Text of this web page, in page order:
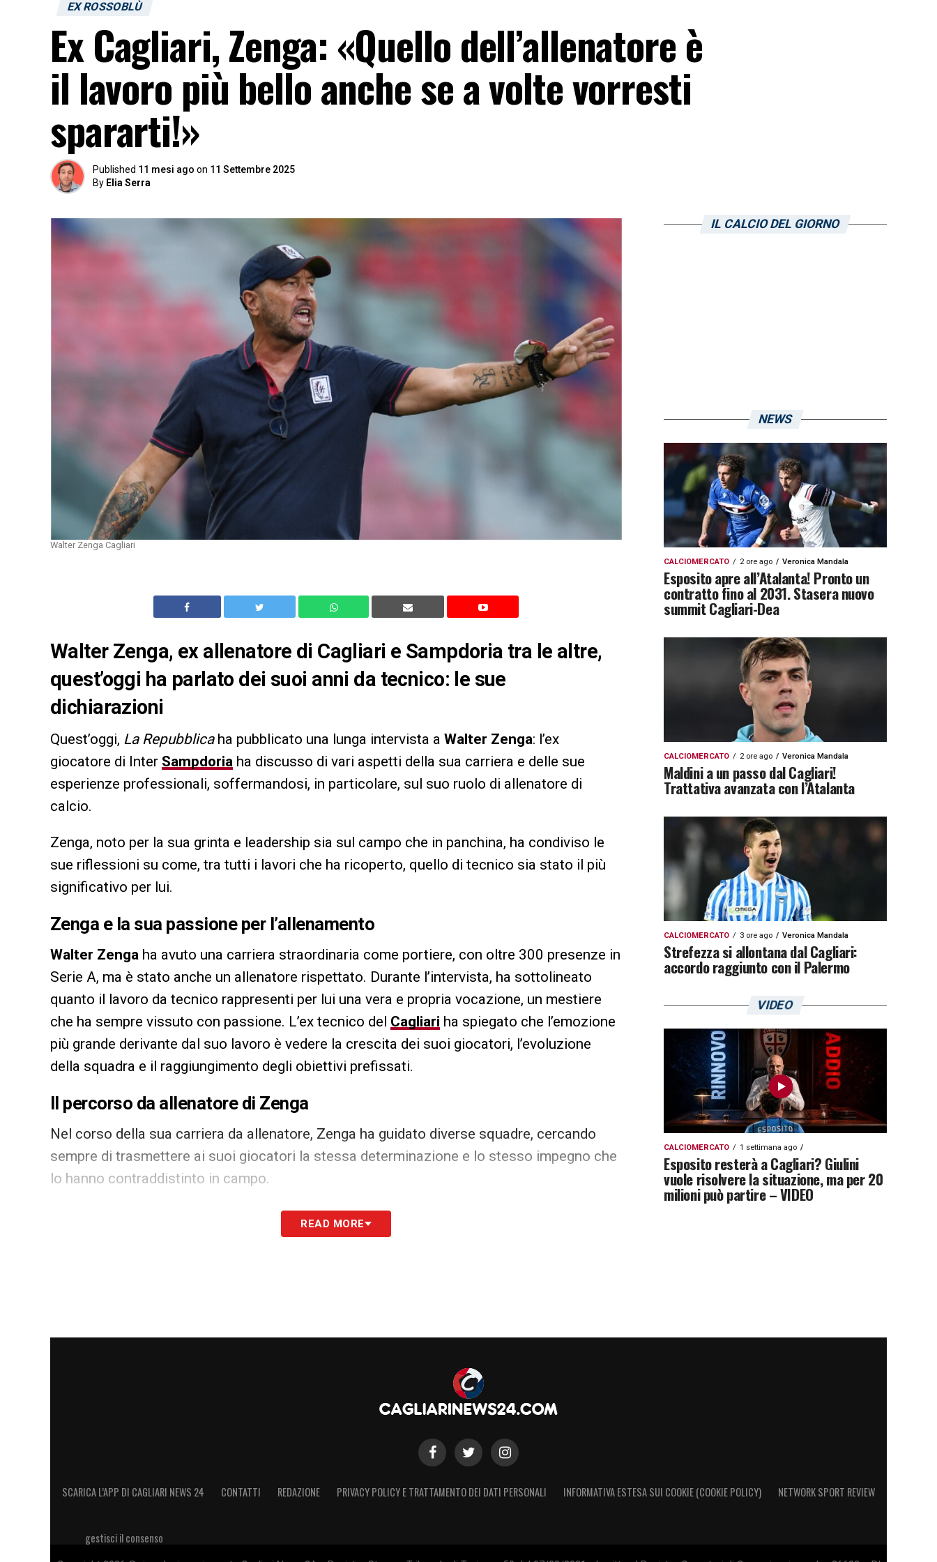
EX ROSSOBLÙ
Ex Cagliari, Zenga: «Quello dell’allenatore è
il lavoro più bello anche se a volte vorresti
spararti!»
Published 11 mesi ago on 11 Settembre 2025
By Elia Serra
Walter Zenga Cagliari
Walter Zenga, ex allenatore di Cagliari e Sampdoria tra le altre,
quest’oggi ha parlato dei suoi anni da tecnico: le sue
dichiarazioni
Quest’oggi, La Repubblicaha pubblicato una lunga intervista a Walter Zenga: l’ex
giocatore di Inter Sampdoria ha discusso di vari aspetti della sua carriera e delle sue
esperienze professionali, soffermandosi, in particolare, sul suo ruolo di allenatore di
calcio.
Zenga, noto per la sua grinta e leadership sia sul campo che in panchina, ha condiviso le
sue riflessioni su come, tra tutti i lavori che ha ricoperto, quello di tecnico sia stato il più
significativo per lui.
Zenga e la sua passione per l’allenamento
Walter Zenga ha avuto una carriera straordinaria come portiere, con oltre 300 presenze in
Serie A, ma è stato anche un allenatore rispettato. Durante l’intervista, ha sottolineato
quanto il lavoro da tecnico rappresenti per lui una vera e propria vocazione, un mestiere
che ha sempre vissuto con passione. L’ex tecnico del Cagliari ha spiegato che l’emozione
più grande derivante dal suo lavoro è vedere la crescita dei suoi giocatori, l’evoluzione
della squadra e il raggiungimento degli obiettivi prefissati.
Il percorso da allenatore di Zenga
Nel corso della sua carriera da allenatore, Zenga ha guidato diverse squadre, cercando
sempre di trasmettere ai suoi giocatori la stessa determinazione e lo stesso impegno che
lo hanno contraddistinto in campo.
Tra le sue esperienze ve n’è stata anche una alla guida dei rossoblù, dove ha cercato di
portare la squadra a salvarsi nel campionato di Serie A. La sua esperienza in panchina è
incredibile. Sei sul divano la sera, ti viene un’idea, apri il computer, chiami i tuoi assistenti.
READ MORE
IL CALCIO DEL GIORNO
NEWS
CALCIOMERCATO 2 ore ago Veronica Mandala
Esposito apre all’Atalanta! Pronto un
contratto fino al 2031. Stasera nuovo
summit Cagliari-Dea
CALCIOMERCATO 2 ore ago Veronica Mandala
Maldini a un passo dal Cagliari!
Trattativa avanzata con l’Atalanta
CALCIOMERCATO 3 ore ago Veronica Mandala
Strefezza si allontana dal Cagliari:
accordo raggiunto con il Palermo
VIDEO
CALCIOMERCATO 1 settimana ago
Esposito resterà a Cagliari? Giulini
vuole risolvere la situazione, ma per 20
milioni può partire – VIDEO
SCARICA L’APP DI CAGLIARI NEWS 24 CONTATTI REDAZIONE PRIVACY POLICY E TRATTAMENTO DEI DATI PERSONALI INFORMATIVA ESTESA SUI COOKIE (COOKIE POLICY) NETWORK SPORT REVIEW
gestisci il consenso